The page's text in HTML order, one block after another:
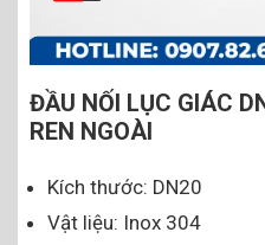
ĐẦU NỐI LỤC GIÁC
REN NGOÀI
Kích thước: DN20
Vật liệu: Inox 304